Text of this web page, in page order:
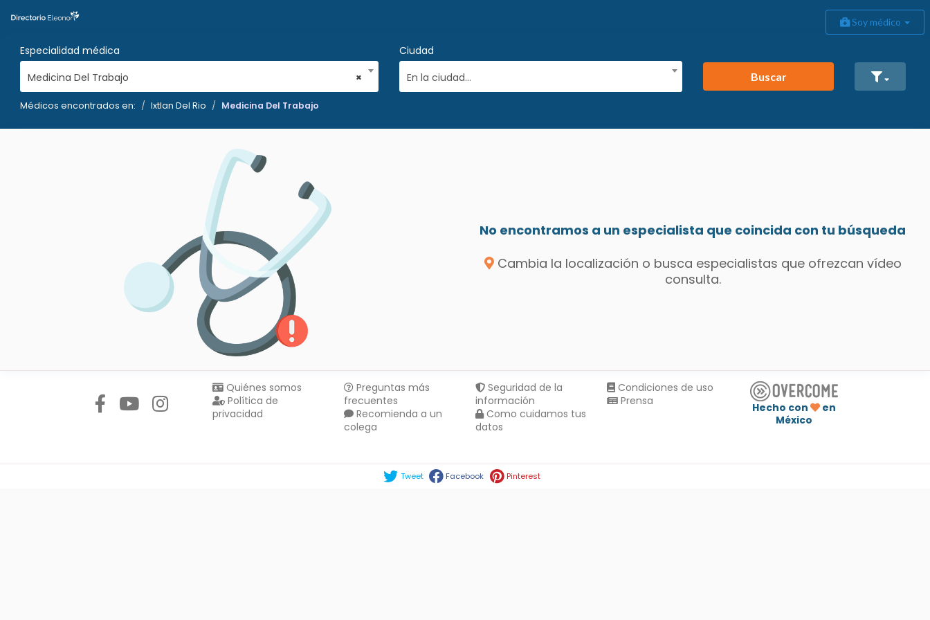
Soy médico
Especialidad médica
×
Medicina Del Trabajo
Ciudad
En la ciudad...
Buscar
Médicos encontrados en: Ixtlan Del Rio Medicina Del Trabajo
No encontramos a un especialista que coincida con tu búsqueda
Cambia la localización o busca especialistas que ofrezcan vídeo
consulta.
Quiénes somos
Política de
privacidad
Preguntas más
frecuentes
Recomienda a un
colega
Seguridad de la
información
Como cuidamos tus
datos
Condiciones de uso
Prensa
Hecho con
en
México
Tweet Facebook Pinterest